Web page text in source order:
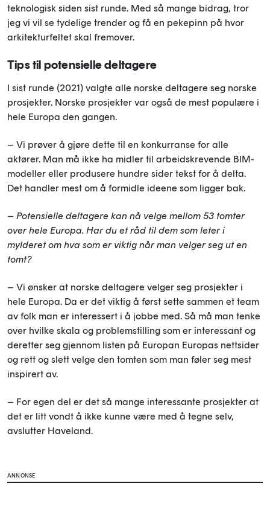
teknologisk siden sist runde. Med så mange bidrag, tror
jeg vi vil se tydelige trender og få en pekepinn på hvor
arkitekturfeltet skal fremover.
Tips til potensielle deltagere
I sist runde (2021) valgte alle norske deltagere seg norske
prosjekter. Norske prosjekter var også de mest populære i
hele Europa den gangen.
– Vi prøver å gjøre dette til en konkurranse for alle
aktører. Man må ikke ha midler til arbeidskrevende BIM-
modeller eller produsere hundre sider tekst for å delta.
Det handler mest om å formidle ideene som ligger bak.
– Potensielle deltagere kan nå velge mellom 53 tomter
over hele Europa. Har du et råd til dem som leter i
mylderet om hva som er viktig når man velger seg ut en
tomt?
– Vi ønsker at norske deltagere velger seg prosjekter i
hele Europa. Da er det viktig å først sette sammen et team
av folk man er interessert i å jobbe med. Så må man tenke
over hvilke skala og problemstilling som er interessant og
deretter seg gjennom listen på Europan Europas nettsider
og rett og slett velge den tomten som man føler seg mest
inspirert av.
– For egen del er det så mange interessante prosjekter at
det er litt vondt å ikke kunne være med å tegne selv,
avslutter Haveland.
ANNONSE